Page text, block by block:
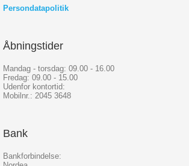
Persondatapolitik
Åbningstider
Mandag - torsdag: 09.00 - 16.00
Fredag: 09.00 - 15.00
Udenfor kontortid:
Mobilnr.: 2045 3648
Bank
Bankforbindelse: